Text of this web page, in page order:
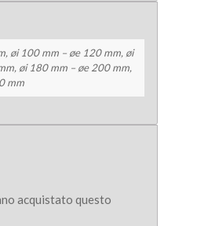
øi 100 mm – øe 120 mm, øi
øi 180 mm – øe 200 mm,
mm
acquistato questo